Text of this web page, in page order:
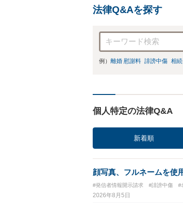
法律Q&Aを探す
例） 離婚 慰謝料 誹謗中傷 相
個人特定の法律Q&A
新着順
顔写真、フルネームを使
#発信者情報開示請求 #誹謗中傷 #
2026年8月5日